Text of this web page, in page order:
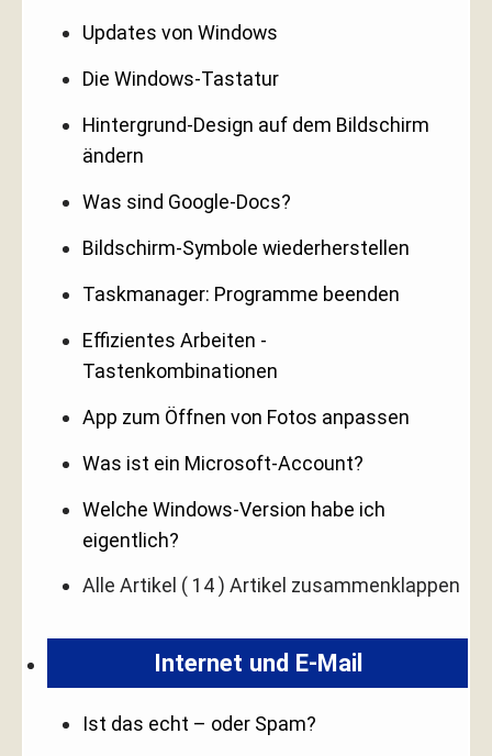
Updates von Windows
Die Windows-Tastatur
Hintergrund-Design auf dem Bildschirm
ändern
Was sind Google-Docs?
Bildschirm-Symbole wiederherstellen
Taskmanager: Programme beenden
Effizientes Arbeiten -
Tastenkombinationen
App zum Öffnen von Fotos anpassen
Was ist ein Microsoft-Account?
Welche Windows-Version habe ich
eigentlich?
Alle Artikel ( 14 ) Artikel zusammenklappen
Internet und E-Mail
Ist das echt – oder Spam?